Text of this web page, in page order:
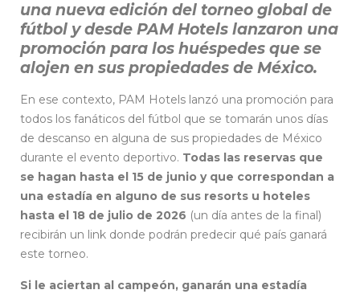
una nueva edición del torneo global de
fútbol y desde PAM Hotels lanzaron una
promoción para los huéspedes que se
alojen en sus propiedades de México.
En ese contexto, PAM Hotels lanzó una promoción para
todos los fanáticos del fútbol que se tomarán unos días
de descanso en alguna de sus propiedades de México
durante el evento deportivo. Todas las reservas que
se hagan hasta el 15 de junio y que correspondan a
una estadía en alguno de sus resorts u hoteles
hasta el 18 de julio de 2026 (un día antes de la final)
recibirán un link donde podrán predecir qué país ganará
este torneo.
Si le aciertan al campeón, ganarán una estadía